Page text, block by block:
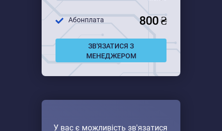
Абонплата 800 ₴
ЗВ'ЯЗАТИСЯ З
МЕНЕДЖЕРОМ
У вас є можливість зв'язатися